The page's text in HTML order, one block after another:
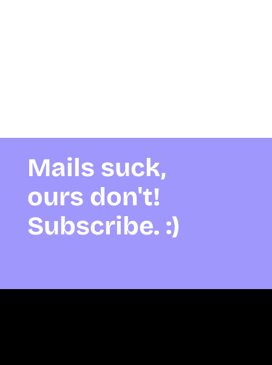
Mails suck,
ours don't!
Subscribe. :)